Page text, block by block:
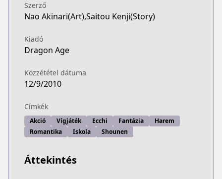
Szerző
Nao Akinari(Art),Saitou Kenji(Story)
Kiadó
Dragon Age
Közzététel dátuma
12/9/2010
Címkék
Akció Vígjáték Ecchi Fantázia
Harem
Romantika
Iskola Shounen
Áttekintés